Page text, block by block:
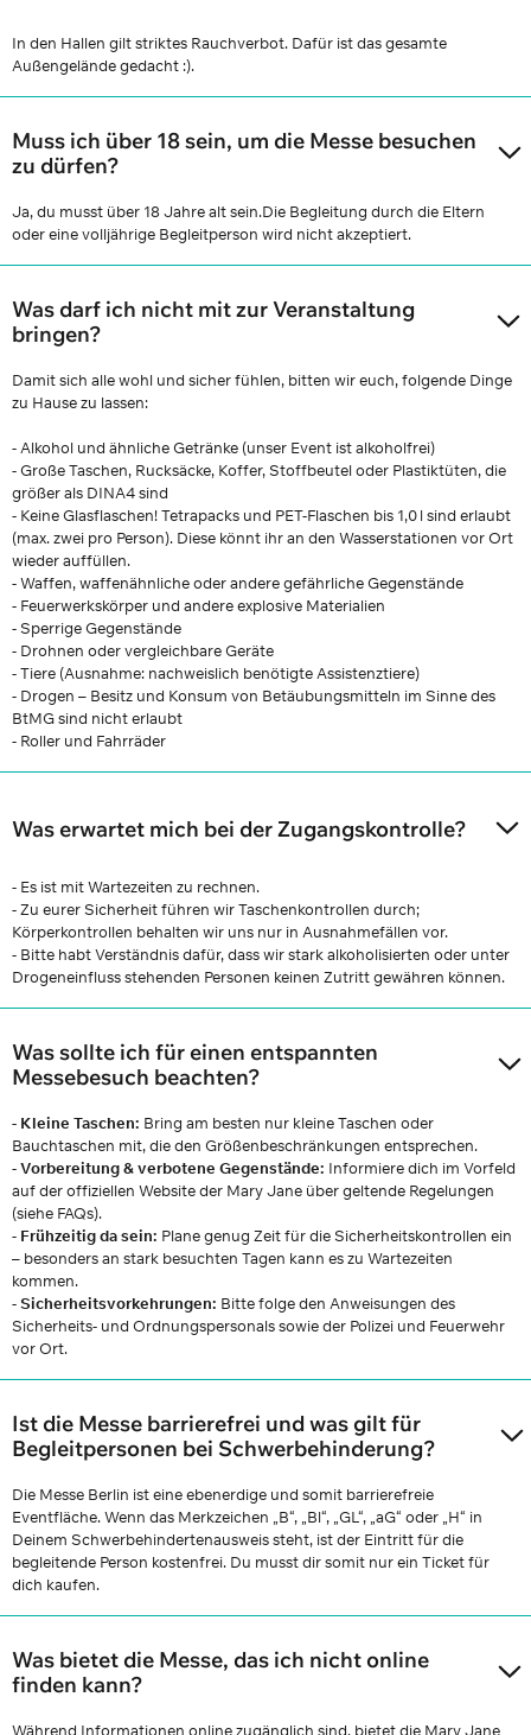
In den Hallen gilt striktes Rauchverbot. Dafür ist das gesamte
Außengelände gedacht :).
Muss ich über 18 sein, um die Messe besuchen
zu dürfen?
Ja, du musst über 18 Jahre alt sein.Die Begleitung durch die Eltern
oder eine volljährige Begleitperson wird nicht akzeptiert.
Was darf ich nicht mit zur Veranstaltung
bringen?
Damit sich alle wohl und sicher fühlen, bitten wir euch, folgende Dinge
zu Hause zu lassen:
- Alkohol und ähnliche Getränke (unser Event ist alkoholfrei)
- Große Taschen, Rucksäcke, Koffer, Stoffbeutel oder Plastiktüten, die
größer als DINA4 sind
- Keine Glasflaschen! Tetrapacks und PET-Flaschen bis 1,0 l sind erlaubt
(max. zwei pro Person). Diese könnt ihr an den Wasserstationen vor Ort
wieder auffüllen.
- Waffen, waffenähnliche oder andere gefährliche Gegenstände
- Feuerwerkskörper und andere explosive Materialien
- Sperrige Gegenstände
- Drohnen oder vergleichbare Geräte
- Tiere (Ausnahme: nachweislich benötigte Assistenztiere)
- Drogen – Besitz und Konsum von Betäubungsmitteln im Sinne des
BtMG sind nicht erlaubt
- Roller und Fahrräder
Was erwartet mich bei der Zugangskontrolle?
- Es ist mit Wartezeiten zu rechnen.
- Zu eurer Sicherheit führen wir Taschenkontrollen durch;
Körperkontrollen behalten wir uns nur in Ausnahmefällen vor.
- Bitte habt Verständnis dafür, dass wir stark alkoholisierten oder unter
Drogeneinfluss stehenden Personen keinen Zutritt gewähren können.
Was sollte ich für einen entspannten
Messebesuch beachten?
- Kleine Taschen: Bring am besten nur kleine Taschen oder
Bauchtaschen mit, die den Größenbeschränkungen entsprechen.
-Vorbereitung & verbotene Gegenstände: Informiere dich im Vorfeld
auf der offiziellen Website der Mary Jane über geltende Regelungen
(siehe FAQs).
- Frühzeitig da sein: Plane genug Zeit für die Sicherheitskontrollen ein
– besonders an stark besuchten Tagen kann es zu Wartezeiten
kommen.
-Sicherheitsvorkehrungen: Bitte folge den Anweisungen des
Sicherheits- und Ordnungspersonals sowie der Polizei und Feuerwehr
vor Ort.
Ist die Messe barrierefrei und was gilt für
Begleitpersonen bei Schwerbehinderung?
Die Messe Berlin ist eine ebenerdige und somit barrierefreie
Eventfläche. Wenn das Merkzeichen „B“, „Bl“, „GL“, „aG“ oder „H“ in
Deinem Schwerbehindertenausweis steht, ist der Eintritt für die
begleitende Person kostenfrei. Du musst dir somit nur ein Ticket für
dich kaufen.
Was bietet die Messe, das ich nicht online
finden kann?
Während Informationen online zugänglich sind, bietet die Mary Jane